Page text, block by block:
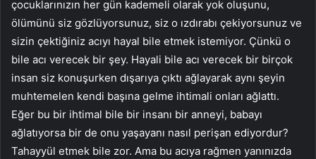
çocuklarınızın her gün kademeli olarak yok oluşunu,
ölümünü siz gözlüyorsunuz, siz o ızdırabı çekiyorsunuz ve
sizin çektiğiniz acıyı hayal bile etmek istemiyor. Çünkü o
bile acı verecek bir şey. Hayali bile acı verecek bir birçok
insan siz konuşurken dışarıya çıktı ağlayarak aynı şeyin
muhtemelen kendi başına gelme ihtimali onları ağlattı.
Eğer bu bir ihtimal bile bir insanı bir anneyi, babayı
ağlatıyorsa bir de onu yaşayanı nasıl perişan ediyordur?
Tahayyül etmek bile zor. Ama bu acıya rağmen yanınızda